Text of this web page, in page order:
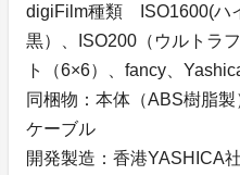
digiFilm種類 ISO1600(ハ
黒）、ISO200（ウルトラ
ト（6×6）、fancy、
同梱物：本体（ABS樹脂
ケーブル
開発製造：香港YASHICA社